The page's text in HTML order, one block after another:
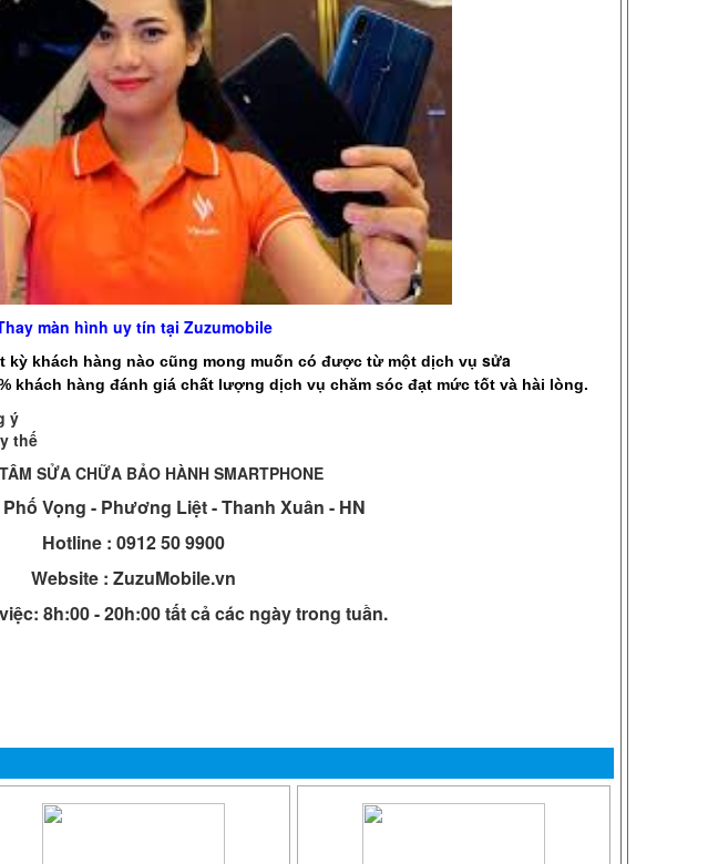
màn hình uy tín tại Zuzumobile
kỳ khách hàng nào cũng mong muốn có được từ một dịch vụ sửa
khách hàng đánh giá chất lượng dịch vụ chăm sóc đạt mức tốt và hài lòng.
ý
thế
SỬA CHỮA BẢO HÀNH SMARTPHONE
Vọng - Phương Liệt - Thanh Xuân - HN
Hotline : 0912 50 9900
Website : ZuzuMobile.vn
8h:00 - 20h:00 tất cả các ngày trong tuần.